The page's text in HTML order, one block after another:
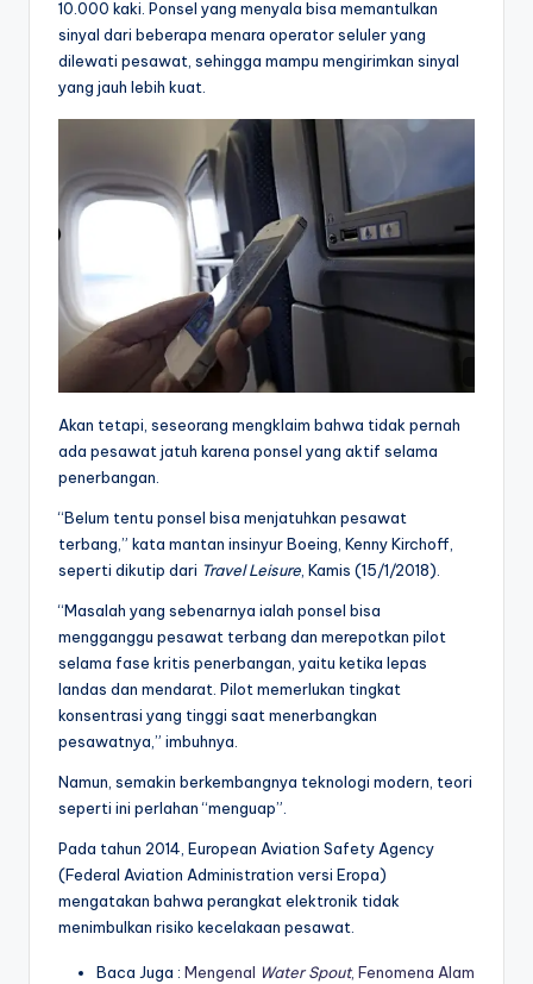
10.000 kaki. Ponsel yang menyala bisa memantulkan
sinyal dari beberapa menara operator seluler yang
dilewati pesawat, sehingga mampu mengirimkan sinyal
yang jauh lebih kuat.
Akan tetapi, seseorang mengklaim bahwa tidak pernah
ada pesawat jatuh karena ponsel yang aktif selama
penerbangan.
“Belum tentu ponsel bisa menjatuhkan pesawat
terbang,” kata mantan insinyur Boeing, Kenny Kirchoff,
seperti dikutip dari Travel Leisure, Kamis (15/1/2018).
“Masalah yang sebenarnya ialah ponsel bisa
mengganggu pesawat terbang dan merepotkan pilot
selama fase kritis penerbangan, yaitu ketika lepas
landas dan mendarat. Pilot memerlukan tingkat
konsentrasi yang tinggi saat menerbangkan
pesawatnya,” imbuhnya.
Namun, semakin berkembangnya teknologi modern, teori
seperti ini perlahan “menguap”.
Pada tahun 2014, European Aviation Safety Agency
(Federal Aviation Administration versi Eropa)
mengatakan bahwa perangkat elektronik tidak
menimbulkan risiko kecelakaan pesawat.
Baca Juga : Mengenal Water Spout, Fenomena Alam